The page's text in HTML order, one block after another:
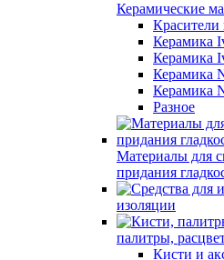
Керамические
Красители
Керамика
Керамика
Керамика
Керамика
Разное
Материалы для
придания
изоляции
палитры,
Кисти и